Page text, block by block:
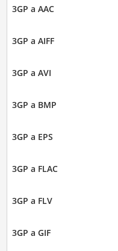
3GP a AAC
3GP a AIFF
3GP a AVI
3GP a BMP
3GP a EPS
3GP a FLAC
3GP a FLV
3GP a GIF